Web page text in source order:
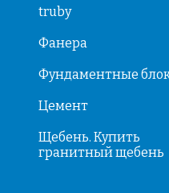
truby
Фанера
Фундаментные
Цемент
Щебень. Купить
гранитный щебень